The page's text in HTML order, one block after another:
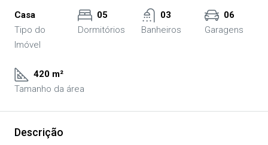
Casa
Tipo do
Imóvel
05
Dormitórios
03
Banheiros
06
Garagens
420 m²
Tamanho da área
Descrição